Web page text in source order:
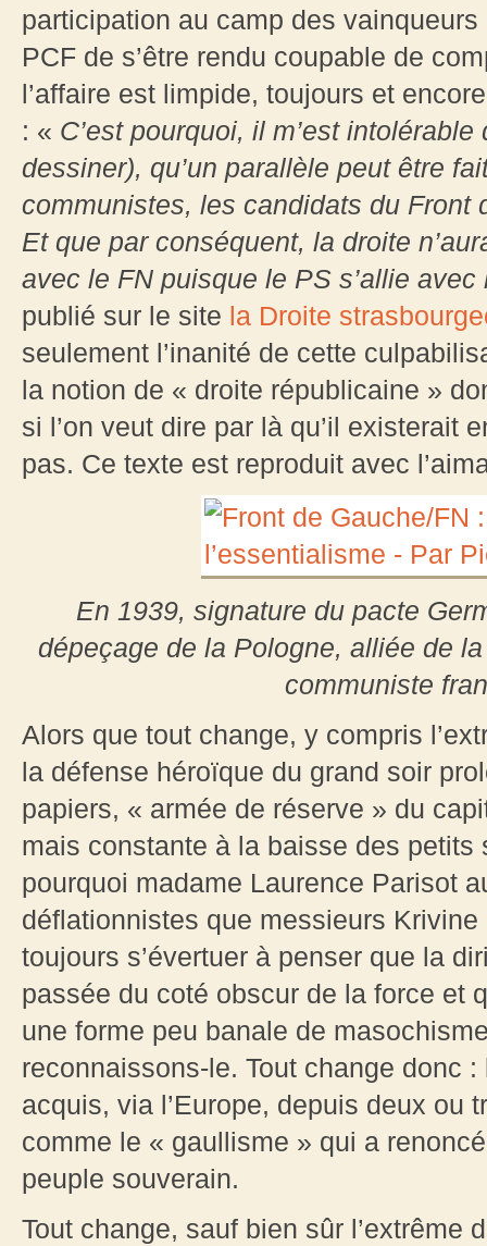
participation au camp des
PCF de s’être rendu coupable de
l’affaire est limpide, toujours et
: « C’est pourquoi, il m’est
dessiner), qu’un parallèle peut être
communistes, les candidats du Front
Et que par conséquent, la droite
avec le FN puisque le PS s’allie
publié sur le site la Droite
seulement l’inanité de cette
la notion de « droite républicaine »
si l’on veut dire par là qu’il existerait
pas. Ce texte est reproduit avec
En 1939, signature du pacte
dépeçage de la Pologne, alliée de
communiste
Alors que tout change, y compris
la défense héroïque du grand soir
papiers, « armée de réserve » du
mais constante à la baisse des
pourquoi madame Laurence Parisot
déflationnistes que messieurs
toujours s’évertuer à penser que la
passée du coté obscur de la force et
une forme peu banale de
reconnaissons-le. Tout change donc
acquis, via l’Europe, depuis deux ou
comme le « gaullisme » qui a
peuple souverain.
Tout change, sauf bien sûr l’extrême